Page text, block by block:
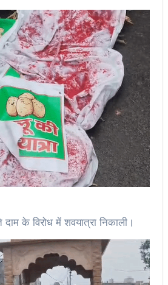
के विरोध में शवयात्रा निकाली।